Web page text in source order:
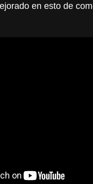
en esto de